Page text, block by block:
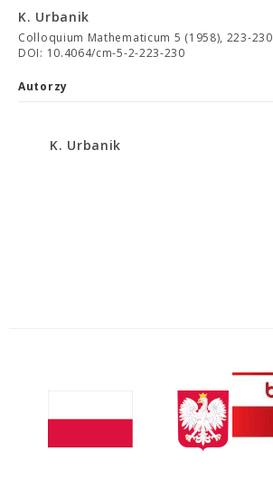
K. Urbanik
Colloquium Mathematicum 5 (1958), 223-230
DOI: 10.4064/cm-5-2-223-230
Autorzy
K. Urbanik